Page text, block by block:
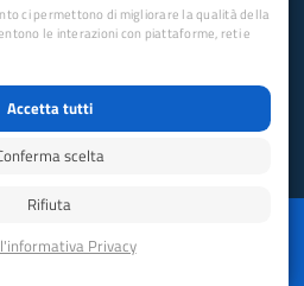
per le sezioni
Concorsi
Iso 14001
di accessibilità
cookie
ci permettono di migliorare la qualità della
le interazioni con piattaforme, reti e
Accetta tutti
scelta
Rifiuta